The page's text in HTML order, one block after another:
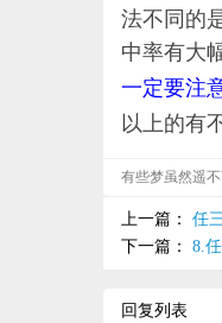
法不同的
中率有大
一定要注
以上的有
有些梦虽然遥
上一篇： 任
下一篇： 8.
回复列表